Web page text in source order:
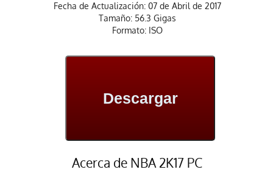
Fecha de Actualización: 07 de Abril de 2017
Tamaño: 56.3 Gigas
Formato: ISO
Descargar
Acerca de NBA 2K17 PC